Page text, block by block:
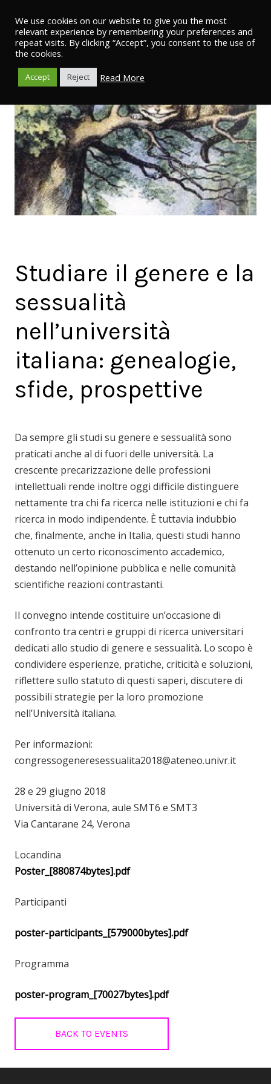
Studiare il genere e la
sessualità
nell’università
italiana: genealogie,
sfide, prospettive
Da sempre gli studi su genere e sessualità sono
praticati anche al di fuori delle università. La
crescente precarizzazione delle professioni
intellettuali rende inoltre oggi difficile distinguere
nettamente tra chi fa ricerca nelle istituzioni e chi fa
ricerca in modo indipendente. È tuttavia indubbio
che, finalmente, anche in Italia, questi studi hanno
ottenuto un certo riconoscimento accademico,
destando nell’opinione pubblica e nelle comunità
scientifiche reazioni contrastanti.
Il convegno intende costituire un’occasione di
confronto tra centri e gruppi di ricerca universitari
dedicati allo studio di genere e sessualità. Lo scopo è
condividere esperienze, pratiche, criticità e soluzioni,
riflettere sullo statuto di questi saperi, discutere di
possibili strategie per la loro promozione
nell’Università italiana.
Per informazioni:
congressogeneresessualita2018@ateneo.univr.it
28 e 29 giugno 2018
Università di Verona, aule SMT6 e SMT3
Via Cantarane 24, Verona
Locandina
Poster_[880874bytes].pdf
Participanti
poster-participants_[579000bytes].pdf
Programma
poster-program_[70027bytes].pdf
BACK TO EVENTS
We use cookies on our website to give you the most
relevant experience by remembering your preferences and
repeat visits. By clicking “Accept”, you consent to the use of
the cookies.
Accept Reject Read More